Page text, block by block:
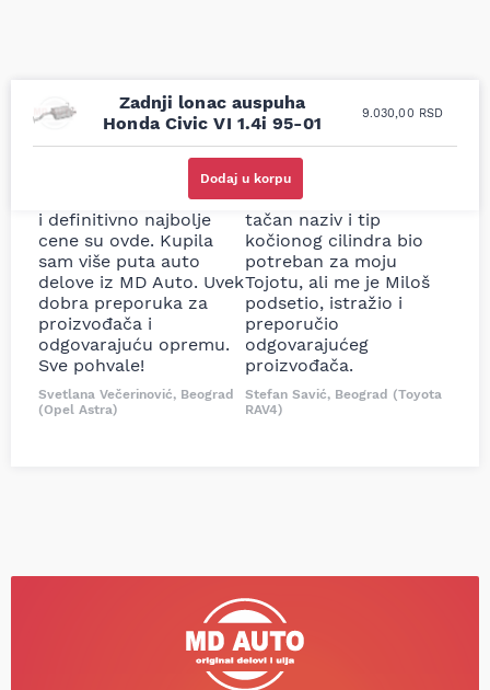
Zadnji lonac auspuha
Honda Civic VI 1.4i 95-01
9.030,00 RSD
Dodaj u korpu
Uporedila sam sve
prodavnice auto delova
i definitivno najbolje
cene su ovde. Kupila
sam više puta auto
delove iz MD Auto. Uvek
dobra preporuka za
proizvođača i
odgovarajuću opremu.
Sve pohvale!
Svetlana Večerinović, Beograd
(Opel Astra)
Odlična usluga i
ljubazni prodavci.
Nisam bio siguran koji je
tačan naziv i tip
kočionog cilindra bio
potreban za moju
Tojotu, ali me je Miloš
podsetio, istražio i
preporučio
odgovarajućeg
proizvođača.
Stefan Savić, Beograd (Toyota
RAV4)